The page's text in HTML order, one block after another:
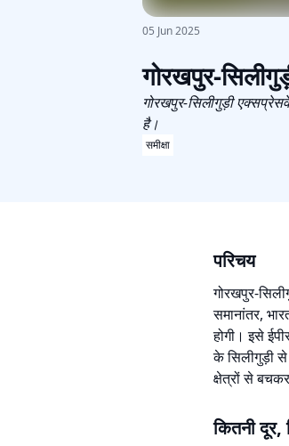
05 Jun 2025
गोरखपुर-
गोरखपुर-सिलीगुड़ी
है।
समीक्षा
परिचय
गोरखपुर-
समानांतर,
होगी। इसे
के सिलीगुड़ी से
क्षेत्रों से
कितनी